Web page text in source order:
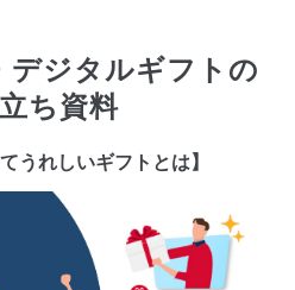
デジタルギフトの
ち資料
うれしいギフトとは】